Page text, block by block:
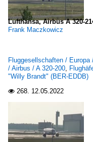
Lufthansa, Airbus A 320-
Frank Maczkowicz
Fluggesellschaften / Europa
/ Airbus / A 320-200,
"Willy Brandt" (BER-EDDB)
 268. 12.05.2022